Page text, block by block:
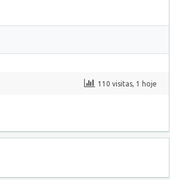
110 visitas, 1 hoje